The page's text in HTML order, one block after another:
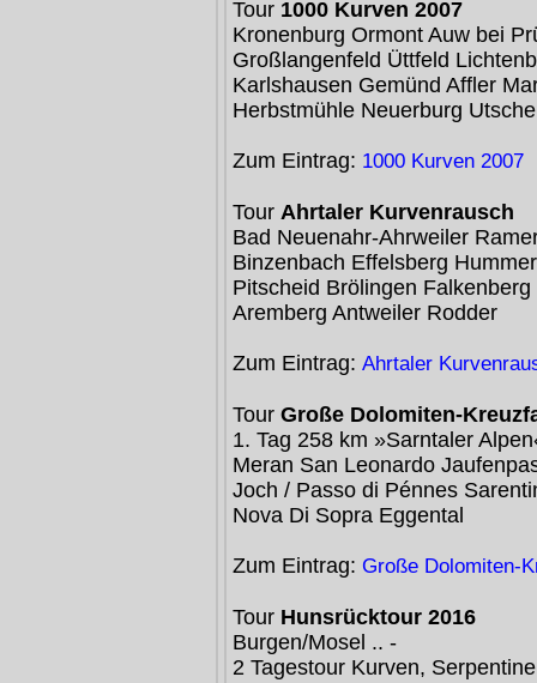
Tour 1000 Kurven 2007
Kronenburg Ormont Auw bei
Großlangenfeld Üttfeld
Karlshausen Gemünd Affler
Herbstmühle Neuerburg
Zum Eintrag: 1000 Kurven 2007
Tour Ahrtaler Kurvenrausch
Bad Neuenahr-Ahrweiler
Binzenbach Effelsberg
Pitscheid Brölingen
Aremberg Antweiler Rodder
Zum Eintrag: Ahrtaler
Tour Große Dolomiten-
1. Tag 258 km »Sarntaler
Meran San Leonardo
Joch / Passo di Pénnes
Nova Di Sopra Eggental
Zum Eintrag: Große Dolomiten-
Tour Hunsrücktour 2016
Burgen/Mosel .. -
2 Tagestour Kurven,